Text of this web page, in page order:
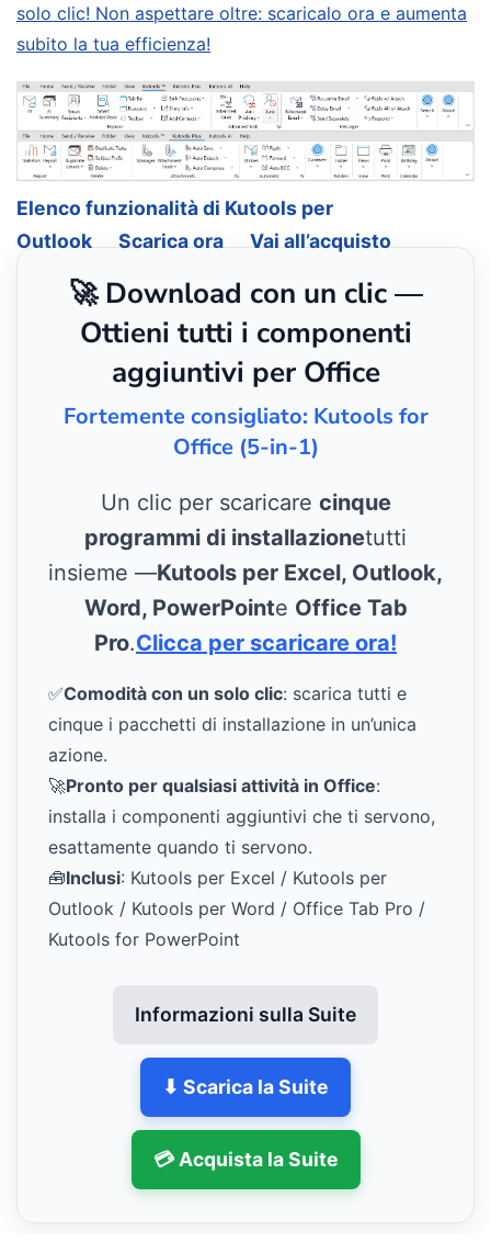
solo clic! Non aspettare oltre: scaricalo ora e aumenta
subito la tua efficienza!
Elenco funzionalità di Kutools per
Outlook
Scarica ora Vai all’acquisto
🚀 Download con un clic —
Ottieni tutti i componenti
aggiuntivi per Office
Fortemente consigliato: Kutools for
Office (5-in-1)
Un clic per scaricare cinque
programmi di installazionetutti
insieme —Kutools per Excel, Outlook,
Word, PowerPointe Office Tab
Pro.Clicca per scaricare ora!
✅Comodità con un solo clic: scarica tutti e
cinque i pacchetti di installazione in un’unica
azione.
🚀Pronto per qualsiasi attività in Office:
installa i componenti aggiuntivi che ti servono,
esattamente quando ti servono.
🧰Inclusi: Kutools per Excel / Kutools per
Outlook / Kutools per Word / Office Tab Pro /
Kutools for PowerPoint
Informazioni sulla Suite
⬇ Scarica la Suite
💳 Acquista la Suite